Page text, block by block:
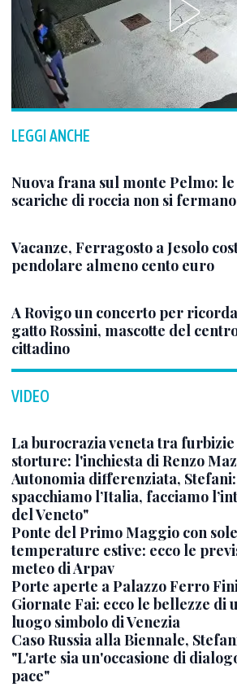
LEGGI ANCHE
Nuova frana sul monte Pelmo: le
scariche di roccia non si
Vacanze, Ferragosto a Jesolo
pendolare almeno cento euro
A Rovigo un concerto per
gatto Rossini, mascotte del
cittadino
VIDEO
La burocrazia veneta tra furbizie
storture: l'inchiesta di Renzo
Autonomia differenziata,
spacchiamo l’Italia, facciamo
del Veneto"
Ponte del Primo Maggio con
temperature estive: ecco le
meteo di Arpav
Porte aperte a Palazzo Ferro
Giornate Fai: ecco le bellezze di
luogo simbolo di Venezia
Caso Russia alla Biennale,
"L'arte sia un'occasione di
pace"